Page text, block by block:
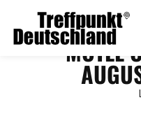
MOTEL